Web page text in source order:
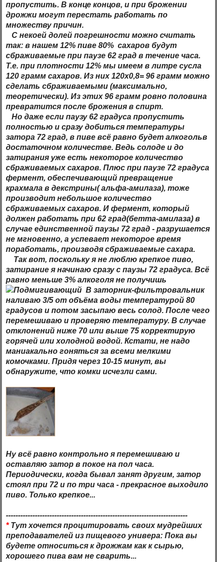
пропустить. В конце концов, и при брожении
дрожжи могут перестать работать по
множеству причин.
С некоей долей погрешности можно считать
так: в нашем 12% пиве 80% сахаров будут
сбраживаемые при паузе 62 град в течение часа.
Т.е. при плотности 12% мы имеем в литре сусла
120 грамм сахаров. Из них 120х0,8= 96 грамм можно
сделать сбраживаемыми (максимально,
теоретически). Из этих 96 грамм ровно половина
превратится после брожения в спирт.
Но даже если паузу 62 градуса пропустить
полностью и сразу добиться температуры
затора 72 град, в пиве всё равно будет алкогольв
достаточном количестве. Ведь солоде и до
затирания уже есть некоторое количество
сбраживаемых сахаров. Плюс при паузе 72 градуса
фермент, обеспечивающий превращение
крахмала в декстрины( альфа-амилаза), тоже
производит небольшое количество
сбраживаемых сахаров. И фермент, который
должен работать при 62 град(бетта-амилаза) в
случае единственной паузы 72 град - разрушается
не мгновенно, а успевает некоторое время
поработать, производя сбраживаемые сахара.
Так вот, поскольку я не люблю крепкое пиво,
затирание я начинаю сразу с паузы 72 градуса. Всё
равно меньше 3% алкоголя не получишь
В заторник-фильтровальник
наливаю 3/5 от объёма воды температурой 80
градусов и потом засыпаю весь солод. После чего
перемешиваю и проверяю температуру. В случае
отклонений ниже 70 или выше 75 корректирую
горячей или холодной водой. Кстати, не надо
маниакально гоняться за всеми мелкими
комочками. Придя через 10-15 минут, вы
обнаружите, что комки исчезли сами.
Ну всё равно контрольно я перемешиваю и
оставляю затор в покое на пол часа.
Периодически, когда бывал занят другим, затор
стоял при 72 и по три часа - прекрасное выходило
пиво. Только крепкое...
---------------------------------------------------------------------------
*Тут хочется процитировать своих мудрейших
преподавателей из пищевого универа: Пока вы
будете относиться к дрожжам как к сырью,
хорошего пива вам не сварить...